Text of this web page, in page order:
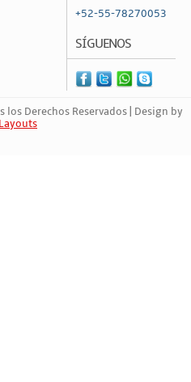
+52-55-78270053
SÍGUENOS
los Derechos Reservados | Design by